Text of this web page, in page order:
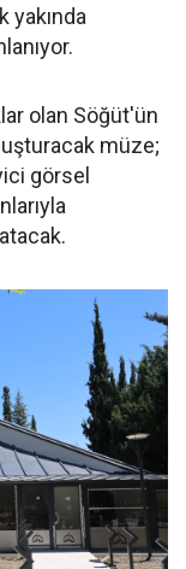
yakında
olan Söğüt'ün
müze;
görsel